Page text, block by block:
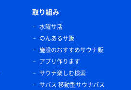
取り組み
水曜サ活
のんあるサ飯
施設のおすすめサウナ飯
アプリ作ります
サウナ楽しむ検索
サバス 移動型サウナバス